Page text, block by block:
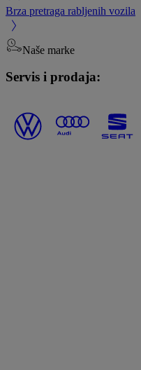
Brza pretraga rabljenih vozila
Naše marke
Servis i prodaja: